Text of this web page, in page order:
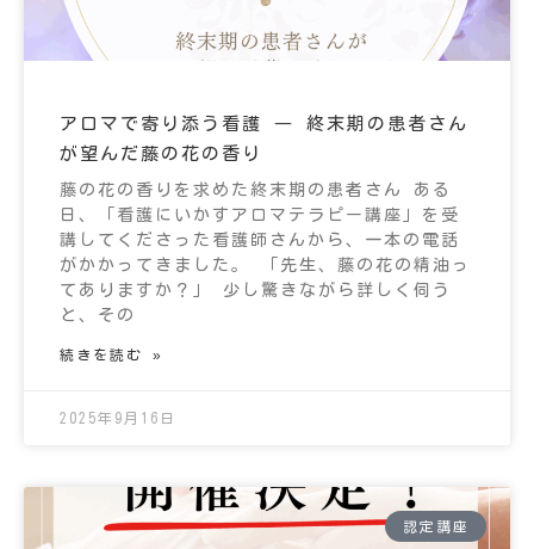
アロマで寄り添う看護 ― 終末期の患者さん
が望んだ藤の花の香り
藤の花の香りを求めた終末期の患者さん ある
日、「看護にいかすアロマテラピー講座」を受
講してくださった看護師さんから、一本の電話
がかかってきました。 「先生、藤の花の精油っ
てありますか？」 少し驚きながら詳しく伺う
と、その
続きを読む »
2025年9月16日
認定講座